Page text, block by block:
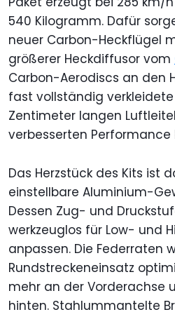
540 Kilogramm. Dafür
neuer Carbon-Heckflügel
größerer Heckdiffusor vom
Carbon-Aerodiscs an den
fast vollständig
Zentimeter langen
verbesserten Performance
Das Herzstück des Kits ist
einstellbare Aluminium-
Dessen Zug- und
werkzeuglos für Low- und
anpassen. Die Federraten
Rundstreckeneinsatz
mehr an der Vorderachse
hinten. Stahlummantelte